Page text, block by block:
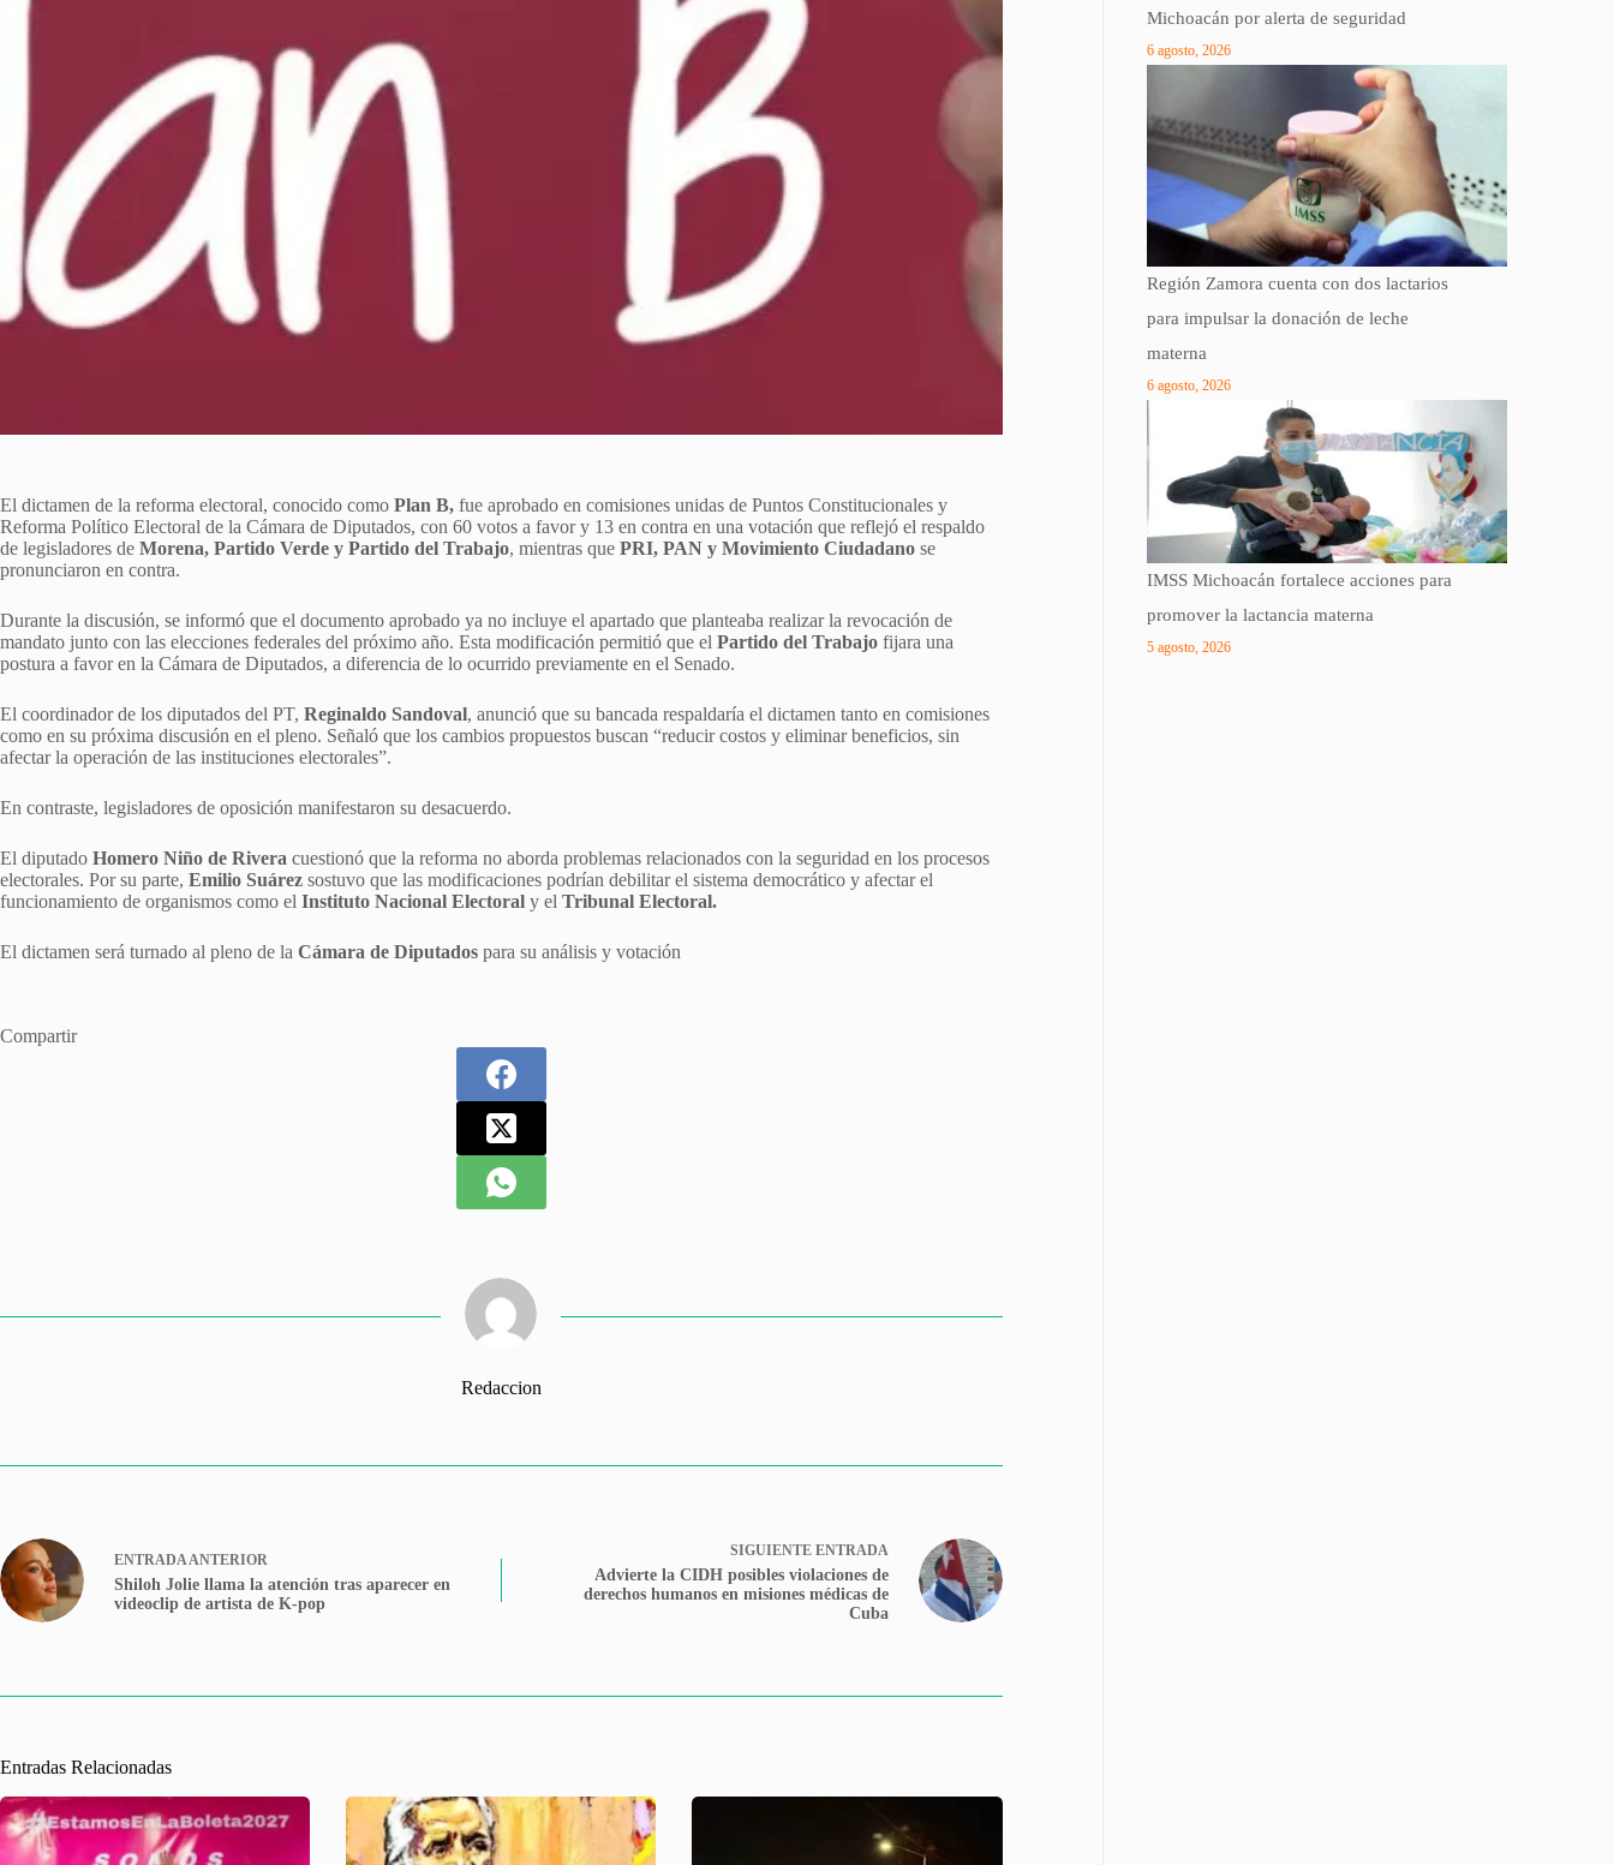
El dictamen de la reforma electoral, conocido como Plan B, fue aprobado en comisiones unidas de Puntos Constitucionales y
Reforma Político Electoral de la Cámara de Diputados, con 60 votos a favor y 13 en contra en una votación que reflejó el respaldo
de legisladores de Morena, Partido Verde y Partido del Trabajo, mientras que PRI, PAN y Movimiento Ciudadano se
pronunciaron en contra.
Durante la discusión, se informó que el documento aprobado ya no incluye el apartado que planteaba realizar la revocación de
mandato junto con las elecciones federales del próximo año. Esta modificación permitió que el Partido del Trabajo fijara una
postura a favor en la Cámara de Diputados, a diferencia de lo ocurrido previamente en el Senado.
El coordinador de los diputados del PT, Reginaldo Sandoval, anunció que su bancada respaldaría el dictamen tanto en comisiones
como en su próxima discusión en el pleno. Señaló que los cambios propuestos buscan “reducir costos y eliminar beneficios, sin
afectar la operación de las instituciones electorales”.
En contraste, legisladores de oposición manifestaron su desacuerdo.
El diputado Homero Niño de Rivera cuestionó que la reforma no aborda problemas relacionados con la seguridad en los procesos
electorales. Por su parte, Emilio Suárez sostuvo que las modificaciones podrían debilitar el sistema democrático y afectar el
funcionamiento de organismos como el Instituto Nacional Electoral y el Tribunal Electoral.
El dictamen será turnado al pleno de la Cámara de Diputados para su análisis y votación
Compartir
Redaccion
ENTRADA ANTERIOR
Shiloh Jolie llama la atención tras aparecer en
videoclip de artista de K-pop
SIGUIENTE ENTRADA
Advierte la CIDH posibles violaciones de
derechos humanos en misiones médicas de
Cuba
Entradas Relacionadas
Michoacán por alerta de seguridad
6 agosto, 2026
Región Zamora cuenta con dos lactarios
para impulsar la donación de leche
materna
6 agosto, 2026
IMSS Michoacán fortalece acciones para
promover la lactancia materna
5 agosto, 2026